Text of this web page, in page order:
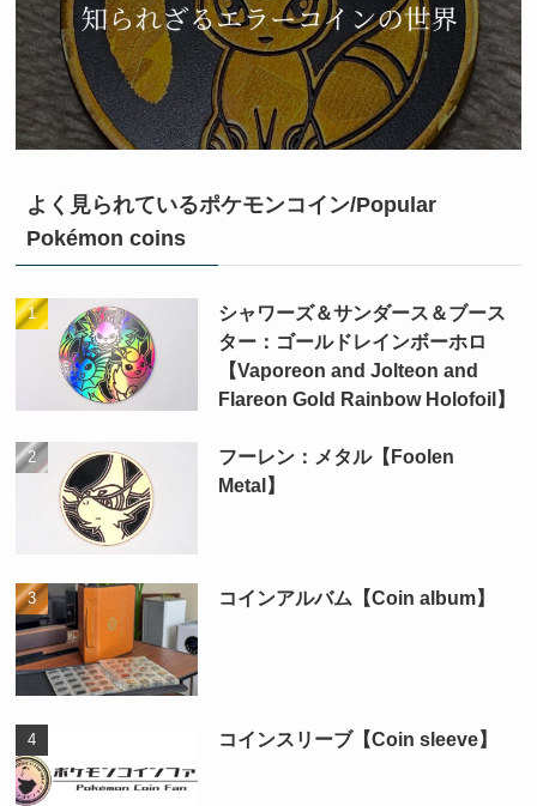
よく見られているポケモンコイン/Popular
Pokémon coins
シャワーズ＆サンダース＆ブース
ター：ゴールドレインボーホロ
【Vaporeon and Jolteon and
Flareon Gold Rainbow Holofoil】
フーレン：メタル【Foolen
Metal】
コインアルバム【Coin album】
コインスリーブ【Coin sleeve】